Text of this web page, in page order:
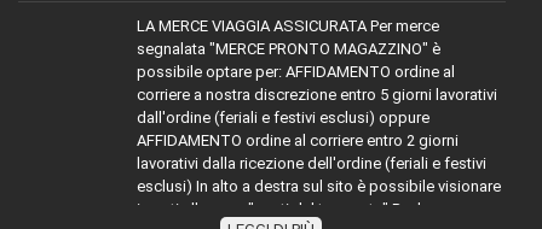
LA MERCE VIAGGIA ASSICURATA Per merce
segnalata "MERCE PRONTO MAGAZZINO" è
possibile optare per: AFFIDAMENTO ordine al
corriere a nostra discrezione entro 5 giorni lavorativi
dall'ordine (feriali e festivi esclusi) oppure
AFFIDAMENTO ordine al corriere entro 2 giorni
lavorativi dalla ricezione dell'ordine (feriali e festivi
esclusi) In alto a destra sul sito è possibile visionare
i costi alla voce "costi del trasporto" Per la merce